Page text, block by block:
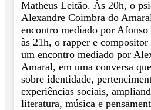
Matheus Leitão. Às 20h, o
Alexandre Coimbra do
encontro mediado por Afonso
às 21h, o rapper e
um encontro mediado por
Amaral, em uma conversa
sobre identidade,
experiências sociais,
literatura, música e